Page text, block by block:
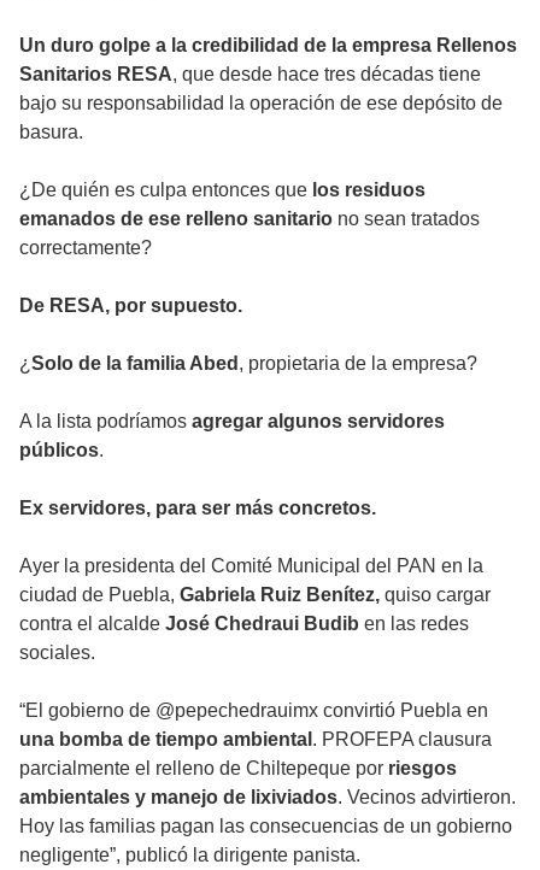
Un duro golpe a la credibilidad de la empresa Rellenos
Sanitarios RESA, que desde hace tres décadas tiene
bajo su responsabilidad la operación de ese depósito de
basura.
¿De quién es culpa entonces que los residuos
emanados de ese relleno sanitario no sean tratados
correctamente?
De RESA, por supuesto.
¿ Solo de la familia Abed , propietaria de la empresa?
A la lista podríamos agregar algunos servidores
públicos.
Ex servidores, para ser más concretos.
Ayer la presidenta del Comité Municipal del PAN en la
ciudad de Puebla, Gabriela Ruiz Benítez, quiso cargar
contra el alcalde José Chedraui Budib en las redes
sociales.
“El gobierno de @pepechedrauimx convirtió Puebla en
una bomba de tiempo ambiental . PROFEPA clausura
parcialmente el relleno de Chiltepeque por riesgos
ambientales y manejo de lixiviados. Vecinos advirtieron.
Hoy las familias pagan las consecuencias de un gobierno
negligente”, publicó la dirigente panista.